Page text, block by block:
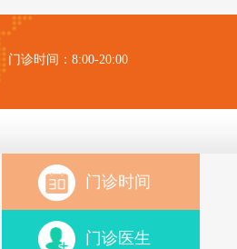
门诊时间：8:00-20:00
门诊时间
门诊医生